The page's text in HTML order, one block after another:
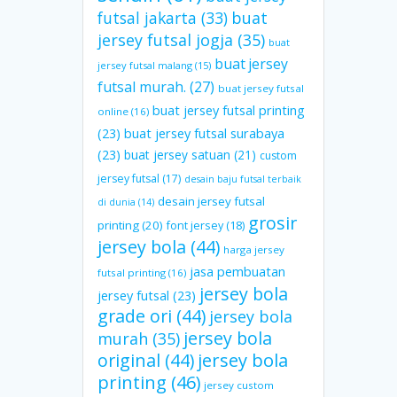
futsal jakarta (33) buat
jersey futsal jogja (35) buat
jersey futsal malang (15) buat jersey
futsal murah. (27) buat jersey futsal
online (16) buat jersey futsal printing
(23) buat jersey futsal surabaya
(23) buat jersey satuan (21) custom
jersey futsal (17) desain baju futsal terbaik
di dunia (14) desain jersey futsal
printing(20) font jersey(18) grosir
jersey bola (44) harga jersey
futsal printing (16) jasa pembuatan
jersey futsal (23) jersey bola
grade ori (44) jersey bola
murah (35) jersey bola
original (44) jersey bola
printing (46) jersey custom